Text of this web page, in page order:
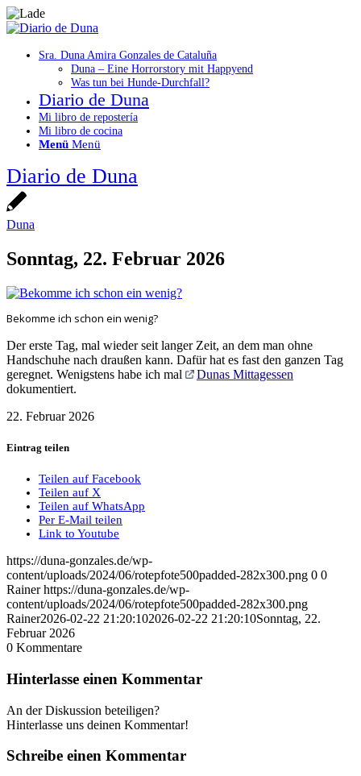
Sra. Duna Amira Gonzales de Cataluña
Duna – Eine Horrorstory mit Happyend
Was tun bei Hunde-Durchfall?
Diario de Duna
Mi libro de repostería
Mi libro de cocina
Menü Menü
Diario de Duna
Duna
Sonntag, 22. Februar 2026
Bekomme ich schon ein wenig?
Der erste Tag, mal wieder seit langer Zeit, an dem man ohne
Handschuhe nach draußen kann. Dafür hat es fast den ganzen Tag
geregnet. Wenigstens habe ich mal
Dunas Mittagessen
dokumentiert.
22. Februar 2026
Eintrag teilen
Teilen auf Facebook
Teilen auf X
Teilen auf WhatsApp
Per E-Mail teilen
Link to Youtube
https://duna-gonzales.de/wp-
content/uploads/2024/06/rotepfote500padded-282x300.png 0 0
Rainer https://duna-gonzales.de/wp-
content/uploads/2024/06/rotepfote500padded-282x300.png
Rainer2026-02-22 21:20:102026-02-22 21:20:10Sonntag, 22.
Februar 2026
0 Kommentare
Hinterlasse einen Kommentar
An der Diskussion beteiligen?
Hinterlasse uns deinen Kommentar!
Schreibe einen Kommentar